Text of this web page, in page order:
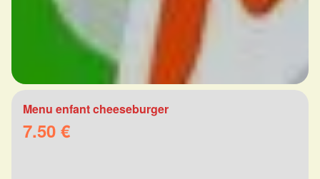
Menu enfant cheeseburger
7.50 €